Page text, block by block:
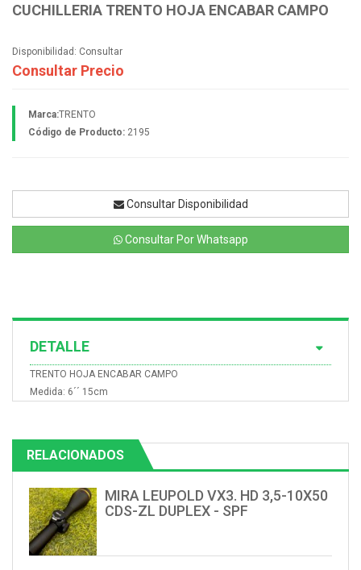
CUCHILLERIA TRENTO HOJA ENCABAR CAMPO
Disponibilidad: Consultar
Consultar Precio
Marca:TRENTO
Código de Producto: 2195
Consultar Disponibilidad
Consultar Por Whatsapp
DETALLE
TRENTO HOJA ENCABAR CAMPO
Medida: 6´´ 15cm
RELACIONADOS
MIRA LEUPOLD VX3. HD 3,5-10X50
CDS-ZL DUPLEX - SPF